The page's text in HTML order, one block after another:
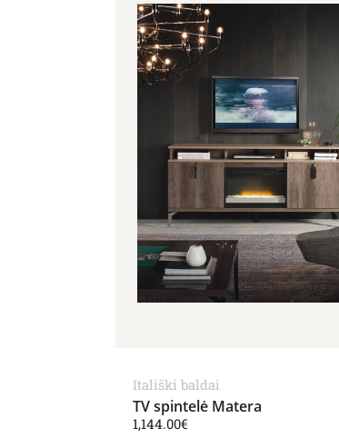
Itališki baldai
TV spintelė Matera
1,144.00€